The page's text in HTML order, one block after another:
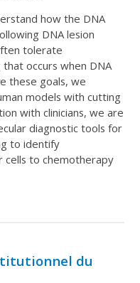
how the DNA
DNA lesion
tolerate
occurs when DNA
these goals, we
models with cutting
with clinicians, we are
diagnostic tools for
to identify
cells to chemotherapy
du